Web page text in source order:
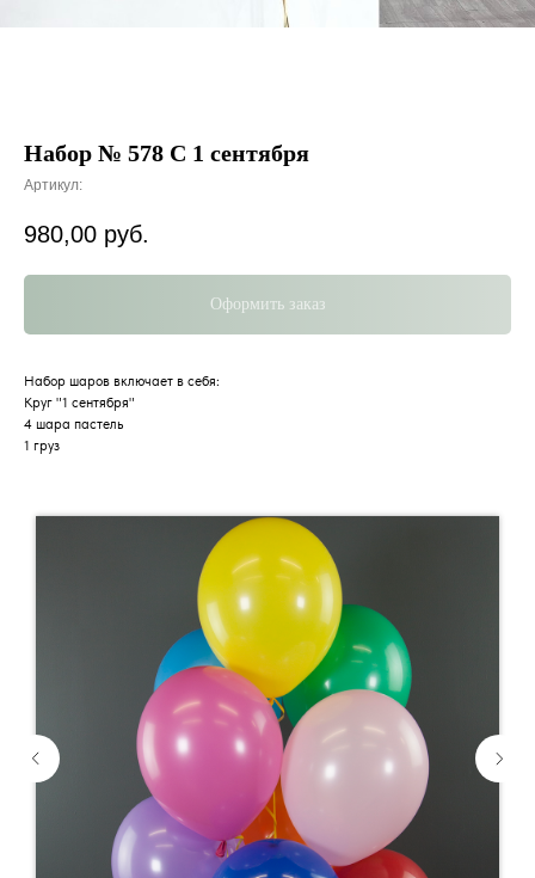
Набор № 578 С 1 сентября
Артикул:
980,00 руб.
Оформить заказ
Набор шаров включает в себя:
Круг "1 сентября"
4 шара пастель
1 груз